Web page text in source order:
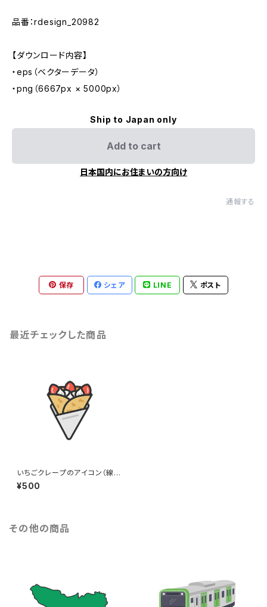
品番：rdesign_20982
【ダウンロード内容】
・eps（ベクターデータ）
・png（6667px × 5000px）
Ship to Japan only
Add to cart
日本国内にお住まいの方向け
通報する
保存 シェア LINE ポスト
最近チェックした商品
いちごクレープのアイコン（線画
カラー）のイラスト
¥500
その他の商品